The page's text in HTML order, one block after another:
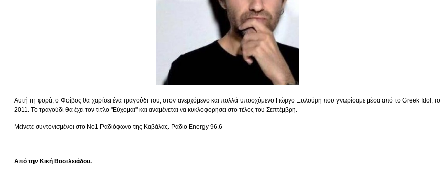
Αυτή τη φορά, ο Φοίβος θα χαρίσει ένα τραγούδι του, στον ανερχόμενο και πολλά υποσχόμενο Γιώργο Ξυλούρη που γνωρίσαμε μέσα από το Greek Idol, το
2011. Το τραγούδι θα έχει τον τίτλο "Εύχομαι" και αναμένεται να κυκλοφορήσει στο τέλος του Σεπτέμβρη.
Μείνετε συντονισμένοι στο Νο1 Ραδιόφωνο της Καβάλας. Ράδιο Energy 96.6
Από την Κική Βασιλειάδου.